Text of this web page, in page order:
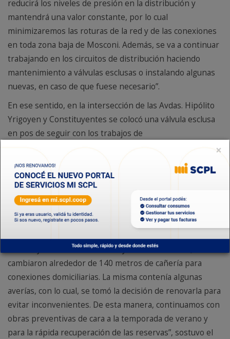
reducirá los niveles de presión en la distribución y
mantendrá una valor constante, por lo cual
minimizaremos las roturas de la red y de las conexiones
en toda zona baja de Mosconi. Además, se va a continuar
trabajando en los circuitos de distribución haciendo
mantenimiento a válvulas esclusas o instalando algunas
nuevas, en caso de que fuese necesario”.
En ese sentido, en la intersección de las Avdas. Hipólito
Yrigoyen y Constituyentes se colocó una válvula esclusa
en pos de seguir con los trabajos de
en la distribución de la red, eso trae aparejado la
disminución de averías, una situación que se atiende en
lo inmediato desde el área operativa pero que se debía
remediar”, concluyó Carrizo.
Por último, en la zona del barrio Juan XXIII, “se renovó
Kennedy entre Avda. Patricios y calle La Plata. Allí, se
cambiaron alrededor de 140 metros de cañería para
conexiones domiciliarias. La misma contenía algunas
averías, con lo cual, se tomó la decisión de renovarla para
evitar inconvenientes. De esta manera, continuamos con
obras preventivas de cara a la temporada de verano y
para la rápida recuperación de las reservas”, sostuvo el
×